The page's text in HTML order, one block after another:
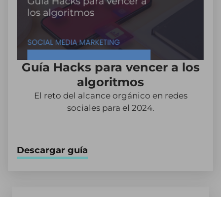
Guía Hacks para vencer a los
algoritmos
El reto del alcance orgánico en redes
sociales para el 2024.
Descargar guía